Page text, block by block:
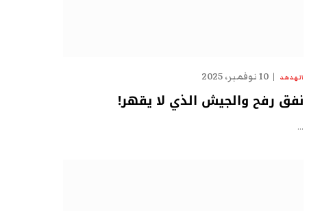
الهدهد 10 نوفمبر، 2025
نفق رفح والجيش الذي لا يقهر!
…